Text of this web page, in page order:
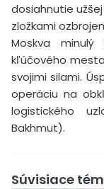
dosiahnutie
zložkami
Moskva
kľúčového
svojimi silami.
operáciu na
logistického
Bakhmut).
Súvisiace